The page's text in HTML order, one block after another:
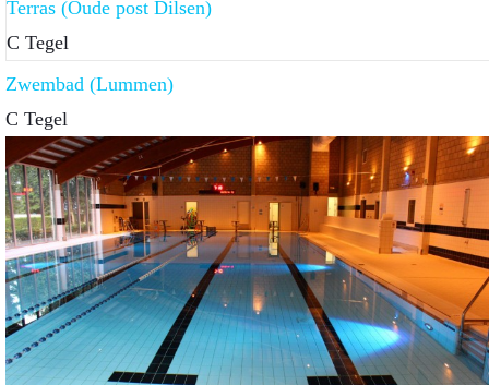
Terras (Oude post Dilsen)
C Tegel
Zwembad (Lummen)
C Tegel